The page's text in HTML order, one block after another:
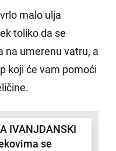
malo ulja
toliko da se
na umerenu vatru, a
koji će vam pomoći
IVANJDANSKI
se